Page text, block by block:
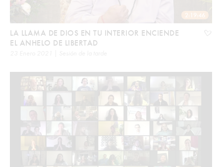
2:19:46
LA LLAMA DE DIOS EN TU INTERIOR ENCIENDE
EL ANHELO DE LIBERTAD